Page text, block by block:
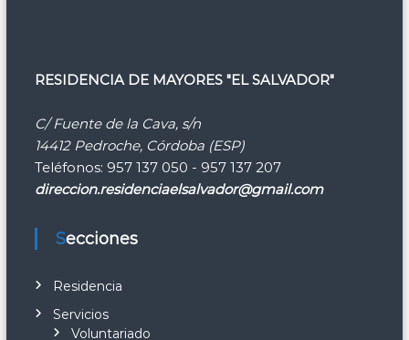
RESIDENCIA DE MAYORES "EL SALVADOR"
C/ Fuente de la Cava, s/n
14412 Pedroche, Córdoba (ESP)
Teléfonos: 957 137 050 - 957 137 207
direccion.residenciaelsalvador@gmail.com
Secciones
Residencia
Servicios
Voluntariado